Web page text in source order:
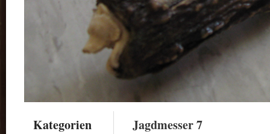
Jagdmesser 7
Kategorien